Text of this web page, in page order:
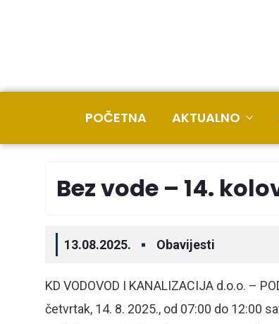
POČETNA AKTUALNO
Bez vode – 14.
13.08.2025. Obavijesti
KD VODOVOD I KANALIZACIJA d.o.o. –
četvrtak, 14. 8. 2025., od 07:00 do 12:00